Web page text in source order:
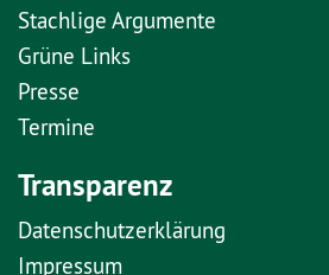
Stachlige Argumente
Grüne Links
Presse
Termine
Transparenz
Datenschutzerklärung
Impressum